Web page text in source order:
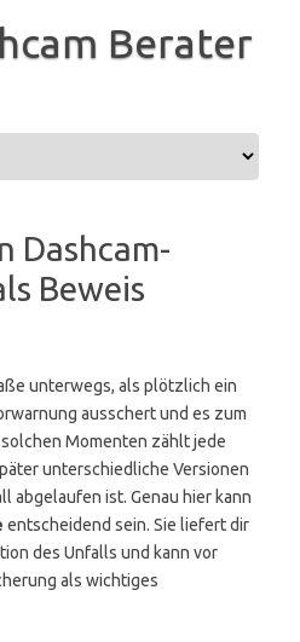
Berater
Dashcam-
Beweis
unterwegs, als plötzlich ein
ausschert und es zum
Momenten zählt jede
unterschiedliche Versionen
abgelaufen ist. Genau hier kann
entscheidend sein. Sie liefert dir
des Unfalls und kann vor
als wichtiges